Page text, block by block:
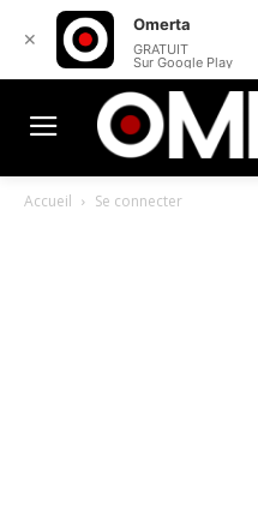
Accueil Se connecter
✕
Omerta
GRATUIT
Sur Google Play